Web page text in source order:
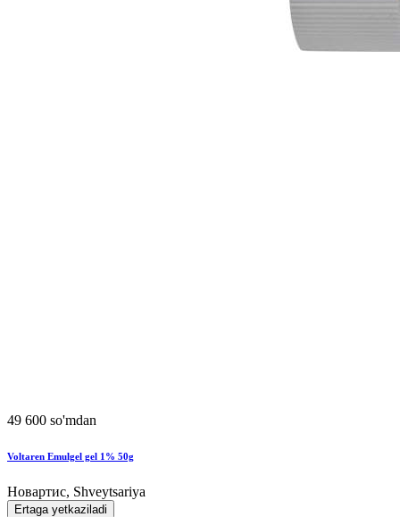
49 600 so'mdan
Voltaren Emulgel gel 1% 50g
Новартис, Shveytsariya
Ertaga yetkaziladi